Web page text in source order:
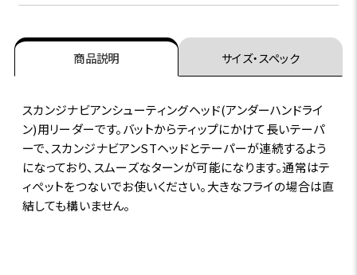
商品説明 サイズ・スペック
スカンジナビアンシューティングヘッド(アンダーハンドライ
ン)用リーダーです。バットからティップにかけて長いテーパ
ーで、スカンジナビアンSTヘッドとテーパーが連続するよう
になっており、スムーズなターンが可能になります。通常はテ
ィぺットをつないでお使いください。大きなフライの場合は直
結しても構いません。